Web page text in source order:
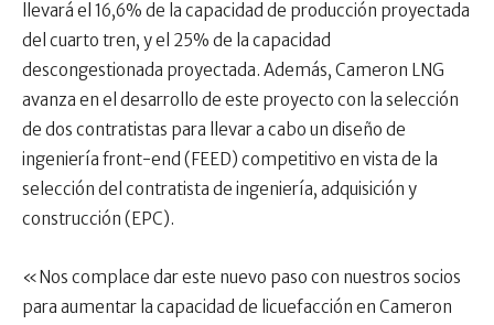
llevará el 16,6% de la capacidad de producción proyectada
del cuarto tren, y el 25% de la capacidad
descongestionada proyectada. Además, Cameron LNG
avanza en el desarrollo de este proyecto con la selección
de dos contratistas para llevar a cabo un diseño de
ingeniería front-end (FEED) competitivo en vista de la
selección del contratista de ingeniería, adquisición y
construcción (EPC).
«Nos complace dar este nuevo paso con nuestros socios
para aumentar la capacidad de licuefacción en Cameron